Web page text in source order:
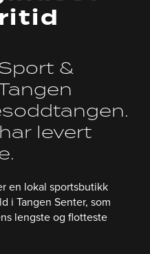
&
levert
en lokal sportsbutikk
i Tangen Senter, som
lengste og flotteste